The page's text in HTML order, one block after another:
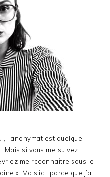
l’anonymat est quelque
Mais si vous me suivez
me reconnaître sous le
». Mais ici, parce que j’ai